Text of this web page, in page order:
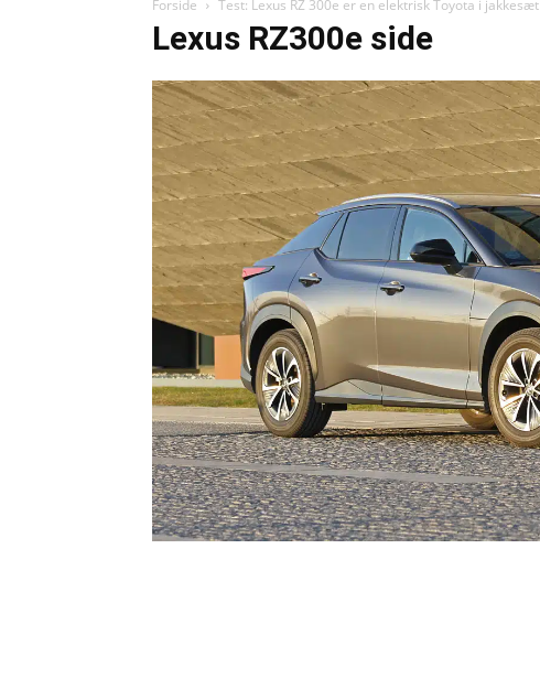
Forside Test: Lexus RZ 300e er en elektrisk Toyota i jakkesæt
Lexus RZ300e side